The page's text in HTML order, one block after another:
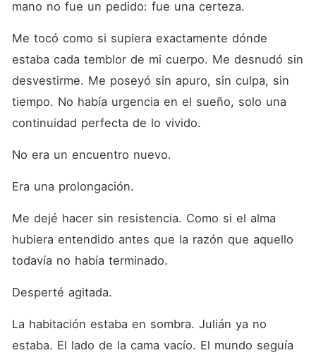
mano no fue un pedido: fue una certeza.
Me tocó como si supiera exactamente dónde
estaba cada temblor de mi cuerpo. Me desnudó sin
desvestirme. Me poseyó sin apuro, sin culpa, sin
tiempo. No había urgencia en el sueño, solo una
continuidad perfecta de lo vivido.
No era un encuentro nuevo.
Era una prolongación.
Me dejé hacer sin resistencia. Como si el alma
hubiera entendido antes que la razón que aquello
todavía no había terminado.
Desperté agitada.
La habitación estaba en sombra. Julián ya no
estaba. El lado de la cama vacío. El mundo seguía